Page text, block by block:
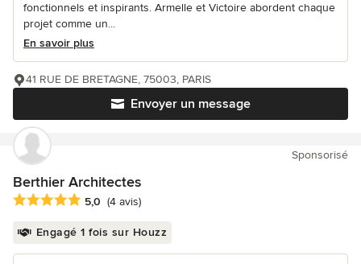
fonctionnels et inspirants. Armelle et Victoire abordent chaque
projet comme un...
En savoir plus
Envoyer un message
41 RUE DE BRETAGNE, 75003, PARIS
Sponsorisé
Berthier Architectes
Note moyenne : 5 étoiles sur 5
5,0 (4 avis)
Engagé 1 fois sur Houzz